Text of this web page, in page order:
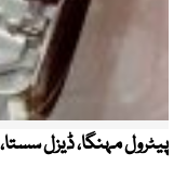
پیٹرول مہنگا، ڈیزل